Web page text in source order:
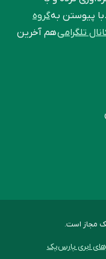
پیوستن بهگروه
تلگرامیهم آخرین
مجاز است.
ابری پارس‌پک